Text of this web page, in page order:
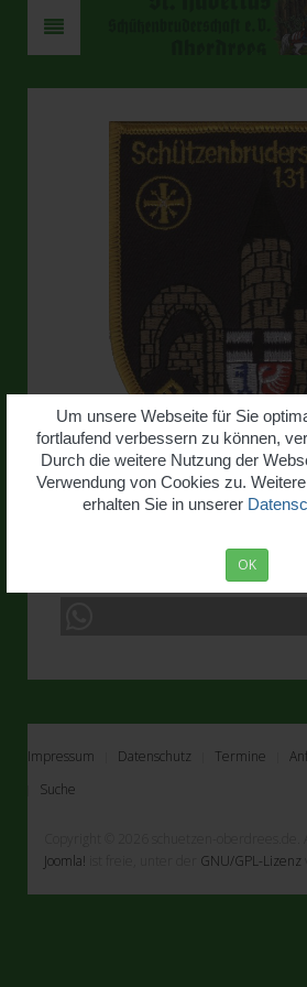
Um unsere Webseite für Sie
fortlaufend verbessern zu können,
Durch die weitere Nutzung der
Verwendung von Cookies zu.
erhalten Sie in unserer
OK
St. Sebastianus & St.
Impressum Datenschutz Termine
Suche
Joomla!
GNU/GPL-Lizenz